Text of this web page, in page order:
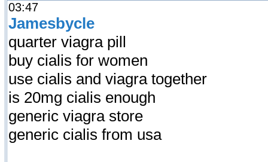
03:47
Jamesbycle
quarter viagra pill
buy cialis for women
use cialis and viagra together
is 20mg cialis enough
generic viagra store
generic cialis from usa